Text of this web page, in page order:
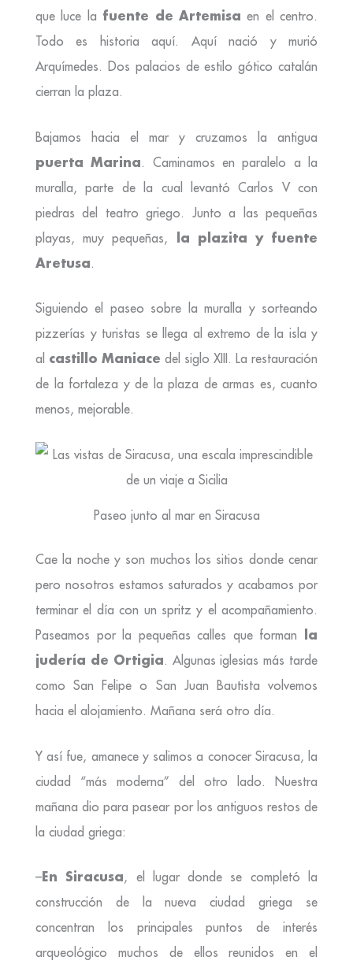
que luce la fuente de Artemisa en el centro.
Todo es historia aquí. Aquí nació y murió
Arquímedes. Dos palacios de estilo gótico catalán
cierran la plaza.
Bajamos hacia el mar y cruzamos la antigua
puerta Marina. Caminamos en paralelo a la
muralla, parte de la cual levantó Carlos V con
piedras del teatro griego. Junto a las pequeñas
playas, muy pequeñas,
la plazita y fuente
Aretusa.
Siguiendo el paseo sobre la muralla y sorteando
pizzerías y turistas se llega al extremo de la isla y
al castillo Maniace del siglo XIII. La restauración
de la fortaleza y de la plaza de armas es, cuanto
menos, mejorable.
Paseo junto al mar en Siracusa
Cae la noche y son muchos los sitios donde cenar
pero nosotros estamos saturados y acabamos por
terminar el día con un spritz y el acompañamiento.
Paseamos por la pequeñas calles que forman
la
judería de Ortigia. Algunas iglesias más tarde
como San Felipe o San Juan Bautista volvemos
hacia el alojamiento. Mañana será otro día.
Y así fue, amanece y salimos a conocer Siracusa, la
ciudad “más moderna” del otro lado. Nuestra
mañana dio para pasear por los antiguos restos de
la ciudad griega:
–En Siracusa, el lugar donde se completó la
construcción de la nueva ciudad griega se
concentran los principales puntos de interés
arqueológico muchos de ellos reunidos en el